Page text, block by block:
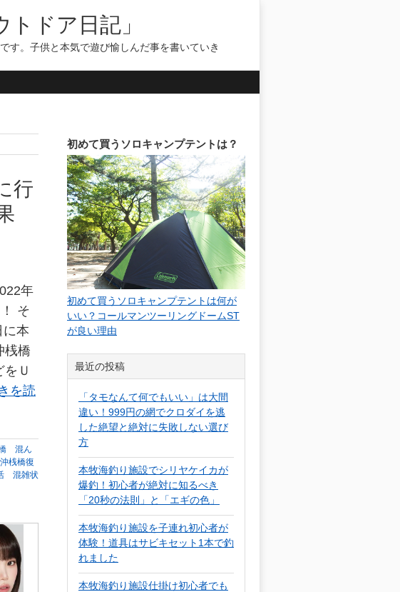
ドア日記」
す。子供と本気で遊び愉しんだ事を書いていき
行
年
そ
に本
桟橋
Ｕ
を読
混ん
桟橋復
混雑状
初めて買うソロキャンプテントは？
初めて買うソロキャンプテントは何が
いい？コールマンツーリングドームST
が良い理由
最近の投稿
「タモなんて何でもいい」は大間
違い！999円の網でクロダイを逃
した絶望と絶対に失敗しない選び
方
本牧海釣り施設でシリヤケイカが
爆釣！初心者が絶対に知るべき
「20秒の法則」と「エギの色」
本牧海釣り施設を子連れ初心者が
体験！道具はサビキセット1本で釣
れました
本牧海釣り施設仕掛け初心者でも